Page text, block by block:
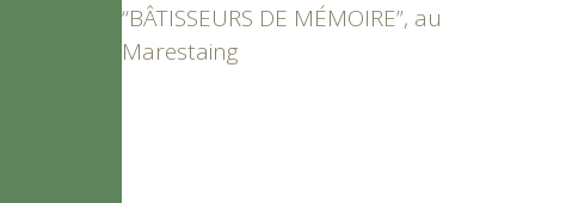
“BÂTISSEURS DE MÉMOIRE”, au
Marestaing